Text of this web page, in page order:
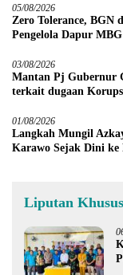
05/08/2026
Zero Tolerance, BGN
Pengelola Dapur
03/08/2026
Mantan Pj Gubernur
terkait dugaan
01/08/2026
Langkah Mungil
Karawo Sejak Dini ke
Liputan Khusus